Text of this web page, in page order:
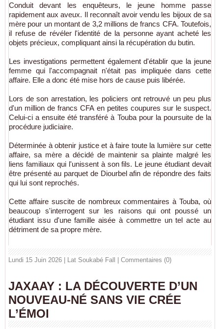
Conduit devant les enquêteurs, le jeune homme passe
rapidement aux aveux. Il reconnaît avoir vendu les bijoux de sa
mère pour un montant de 3,2 millions de francs CFA. Toutefois,
il refuse de révéler l'identité de la personne ayant acheté les
objets précieux, compliquant ainsi la récupération du butin.
Les investigations permettent également d'établir que la jeune
femme qui l'accompagnait n'était pas impliquée dans cette
affaire. Elle a donc été mise hors de cause puis libérée.
Lors de son arrestation, les policiers ont retrouvé un peu plus
d'un million de francs CFA en petites coupures sur le suspect.
Celui-ci a ensuite été transféré à Touba pour la poursuite de la
procédure judiciaire.
Déterminée à obtenir justice et à faire toute la lumière sur cette
affaire, sa mère a décidé de maintenir sa plainte malgré les
liens familiaux qui l'unissent à son fils. Le jeune étudiant devait
être présenté au parquet de Diourbelafin de répondre des faits
qui lui sont reprochés.
Cette affaire suscite de nombreux commentaires à Touba, où
beaucoup s'interrogent sur les raisons qui ont poussé un
étudiant issu d'une famille aisée à commettre un tel acte au
détriment de sa propre mère.
Lundi 15 Juin 2026 | Lat Soukabé Fall Commentaires (0)
JAXAAY : LA DÉCOUVERTE D’UN
NOUVEAU-NÉ SANS VIE CRÉE
L’ÉMOI